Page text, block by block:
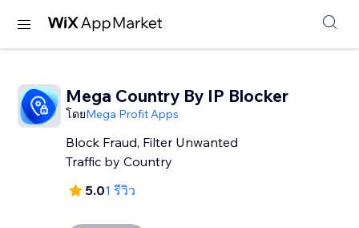
Mega Country By IP Blocker
โดยMega Profit Apps
Block Fraud, Filter Unwanted
Traffic by Country
5.01 รีวิว